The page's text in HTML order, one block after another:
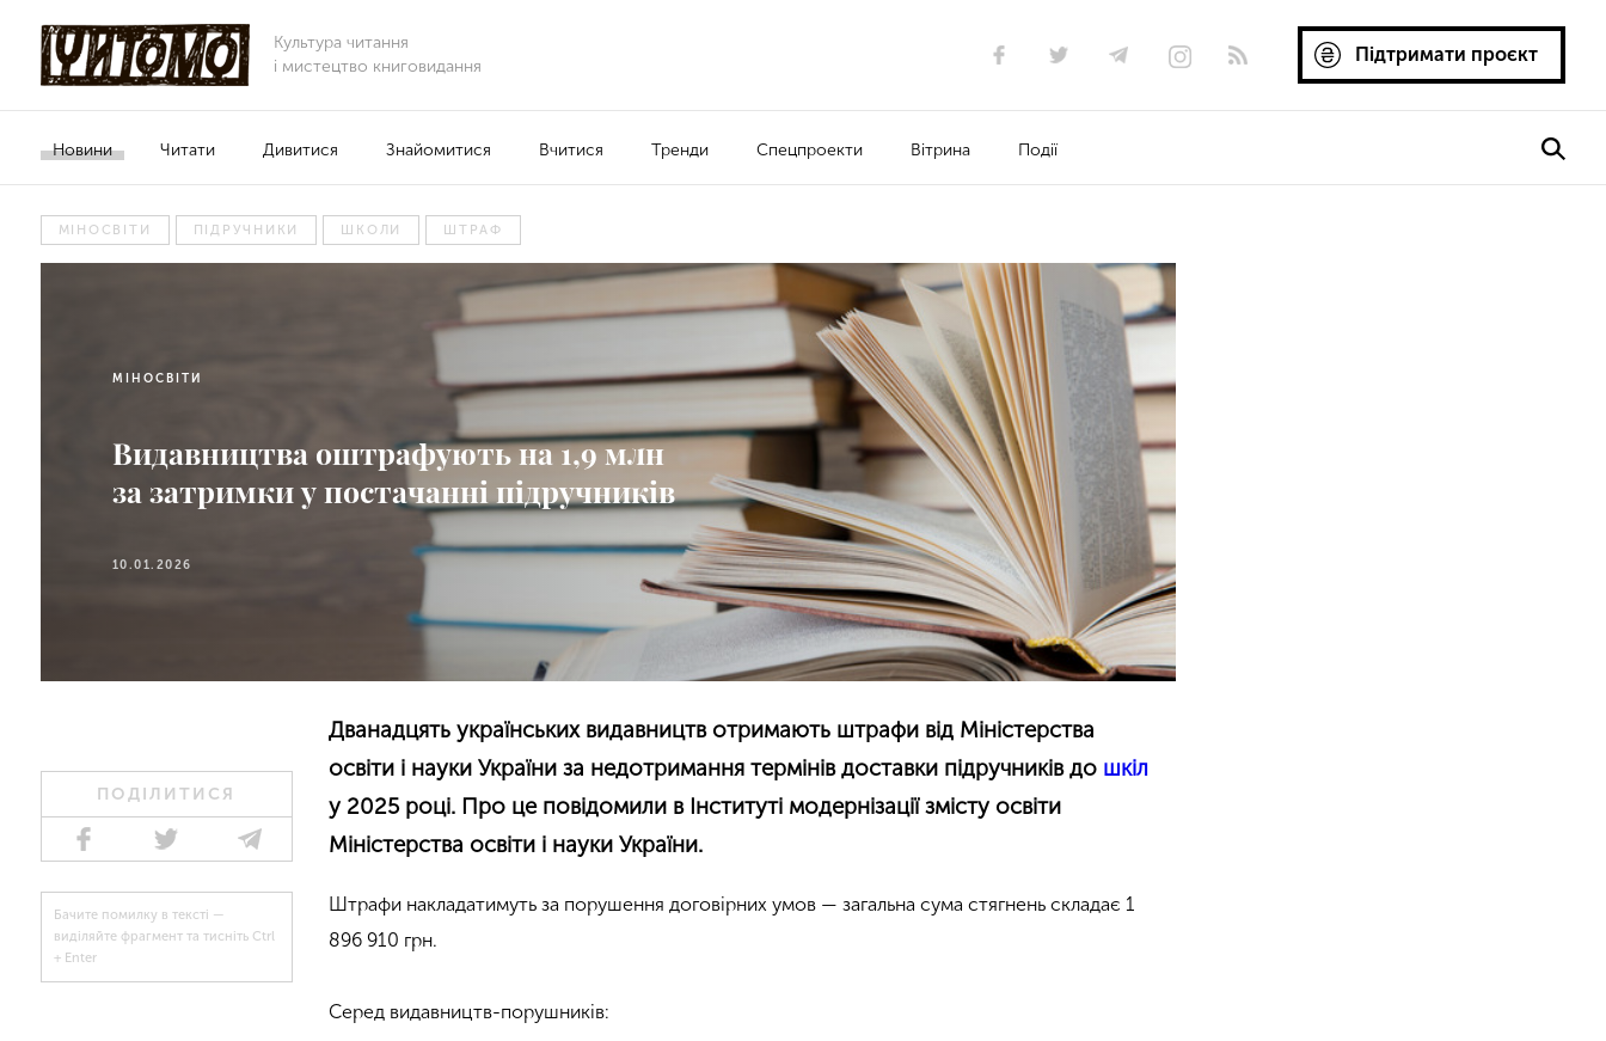
Культура читання
і мистецтво книговидання
Підтримати проєкт
Новини Читати Дивитися Знайомитися Вчитися Тренди Спецпроекти Вітрина Події
МІНОСВІТИ ПІДРУЧНИКИ ШКОЛИ ШТРАФ
МІНОСВІТИ
Видавництва оштрафують на 1,9 млн
за затримки у постачанні підручників
10.01.2026
ПОДІЛИТИСЯ
Бачите помилку в тексті —
виділяйте фрагмент та тисніть Ctrl
+ Enter
Дванадцять українських видавництв отримають штрафи від Міністерства
освіти і науки України за недотримання термінів доставки підручників до шкіл
у 2025 році. Про це повідомили в Інституті модернізації змісту освіти
Міністерства освіти і науки України.
Штрафи накладатимуть за порушення договірних умов — загальна сума стягнень складає 1
896 910 грн.
Серед видавництв-порушників: